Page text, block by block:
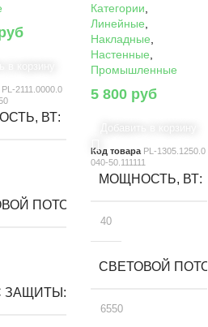
PL-2111.0000.0
ВТ
ПОТОК, ЛМ
ЗАЩИТЫ
Категории
Линейные
Накладные
Настенные
Промышленные
5 800 руб
Код товара PL-1305.1250.0
040-50.111111
МОЩНОСТЬ, ВТ
40
СВЕТОВОЙ
6550